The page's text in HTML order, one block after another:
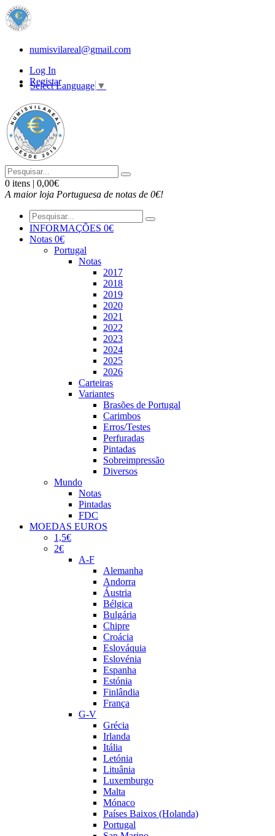
numisvilareal@gmail.com
Log In
Registar
Select Language ▼
0 itens | 0,00€
A maior loja Portuguesa de notas de 0€!
INFORMAÇÕES 0€
Notas 0€
Portugal
Notas
2017
2018
2019
2020
2021
2022
2023
2024
2025
2026
Carteiras
Variantes
Brasões de Portugal
Carimbos
Erros/Testes
Perfuradas
Pintadas
Sobreimpressão
Diversos
Mundo
Notas
Pintadas
FDC
MOEDAS EUROS
1,5€
2€
A-F
Alemanha
Andorra
Áustria
Bélgica
Bulgária
Chipre
Croácia
Eslováquia
Eslovénia
Espanha
Estónia
Finlândia
França
G-V
Grécia
Irlanda
Itália
Letónia
Lituânia
Luxemburgo
Malta
Mónaco
Países Baixos (Holanda)
Portugal